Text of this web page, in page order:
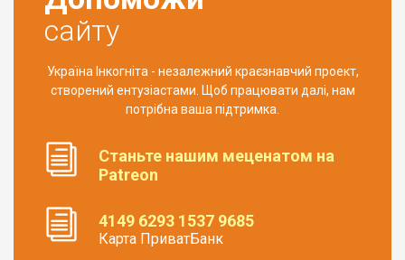
сайту
Україна Інкогніта - незалежний краєзнавчий проект,
створений ентузіастами. Щоб працювати далі, нам
потрібна ваша підтримка.
Станьте нашим меценатом на
Patreon
4149 6293 1537 9685
Карта ПриватБанк